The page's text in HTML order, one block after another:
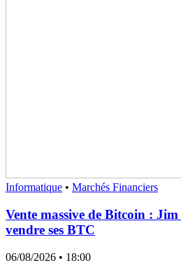
Informatique • Marchés Financiers
Vente massive de Bitcoin :
vendre ses BTC
06/08/2026 • 18:00